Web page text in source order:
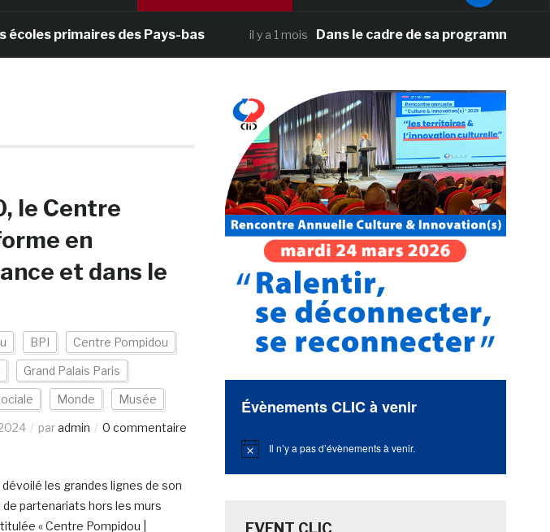
primaires des Pays-bas il y a 1 mois Dans le cadre de sa programmation
le Centre
en
et dans le
BPI Centre Pompidou
Grand Palais Paris
Monde Musée
paradmin 0 commentaire
les grandes lignes de son
partenariats hors les murs
« Centre Pompidou |
Évènements CLIC à venir
Notice Il n’y a pas d’évènements à venir.